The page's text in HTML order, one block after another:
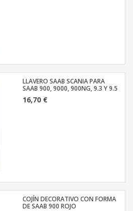
LLAVERO SAAB SCANIA PARA
SAAB 900, 9000, 900NG, 9.3 Y 9.5
16,70 €
COJÍN DECORATIVO CON FORMA
DE SAAB 900 ROJO